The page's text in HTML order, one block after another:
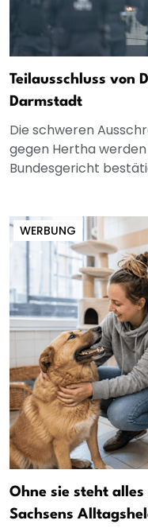
Teilausschluss von
Darmstadt
Die schweren
gegen Hertha
Bundesgericht
WERBUNG
Ohne sie steht
Sachsens